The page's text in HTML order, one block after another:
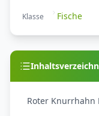
Klasse Fische
Roter Knurrhahn